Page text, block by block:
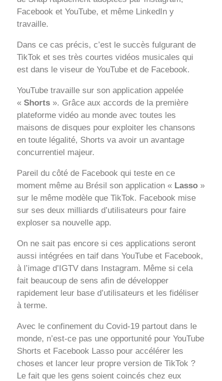
Facebook et YouTube, et même LinkedIn y
travaille.
Dans ce cas précis, c’est le succès fulgurant de
TikTok et ses très courtes vidéos musicales qui
est dans le viseur de YouTube et de Facebook.
YouTube travaille sur son application appelée
« Shorts ». Grâce aux accords de la première
plateforme vidéo au monde avec toutes les
maisons de disques pour exploiter les chansons
en toute légalité, Shorts va avoir un avantage
concurrentiel majeur.
Pareil du côté de Facebook qui teste en ce
moment même au Brésil son application « Lasso »
sur le même modèle que TikTok. Facebook mise
sur ses deux milliards d’utilisateurs pour faire
exploser sa nouvelle app.
On ne sait pas encore si ces applications seront
aussi intégrées en taif dans YouTube et Facebook,
à l’image d’IGTV dans Instagram. Même si cela
fait beaucoup de sens afin de développer
rapidement leur base d’utilisateurs et les fidéliser
à terme.
Avec le confinement du Covid-19 partout dans le
monde, n’est-ce pas une opportunité pour YouTube
Shorts et Facebook Lasso pour accélérer les
choses et lancer leur propre version de TikTok ?
Le fait que les gens soient coincés chez eux